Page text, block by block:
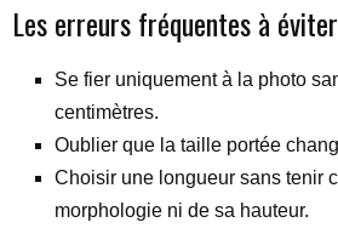
Les erreurs fréquentes à éviter
Se fier uniquement à la photo
centimètres.
Oublier que la taille portée
Choisir une longueur sans tenir
morphologie ni de sa hauteur.